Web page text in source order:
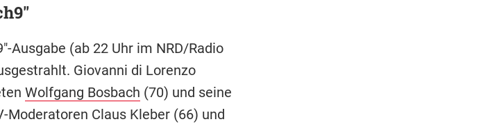
Ausgabe (ab 22 Uhr im NRD/Radio
Giovanni di Lorenzo
Wolfgang Bosbach (70) und seine
Moderatoren Claus Kleber (66) und